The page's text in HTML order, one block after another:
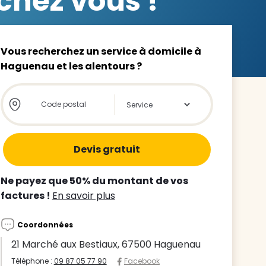
le
enfant
à
Vous recherchez un service à domicile à
Haguenau et les alentours ?
Store locator global - Autocompletion
Rechercher
Ne payez que 50% du montant de vos
factures ! En savoir plus
Coordonnées
21 Marché aux Bestiaux, 67500 Haguenau
Téléphone : 09 87 05 77 90
Facebook